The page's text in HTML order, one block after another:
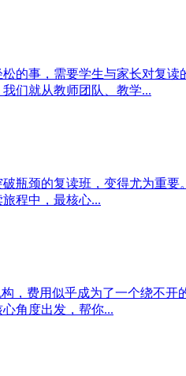
的事，需要学生与家长对复读
们就从教师团队、教学...
瓶颈的复读班，变得尤为重要
程中，最核心...
，费用似乎成为了一个绕不开
角度出发，帮你...